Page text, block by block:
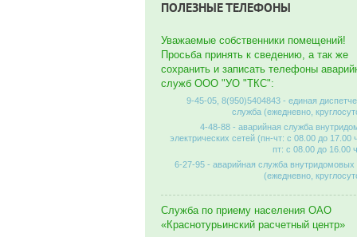
ПОЛЕЗНЫЕ ТЕЛЕФОНЫ
Уважаемые собственники помещений!
Просьба принять к сведению, а так же
сохранить и записать телефоны
служб ООО "УО "ТКС":
9-45-05, 8(950)5404843 - единая
служба (ежедневно,
4-48-88 - аварийная служба
электрических сетей (пн-чт: с 08.00 до 17.00
пт: с 08.00 до 16.00
6-27-95 - аварийная служба внутридомовых
(ежедневно,
Служба по приему населения ОАО
«Краснотурьинский расчетный центр»